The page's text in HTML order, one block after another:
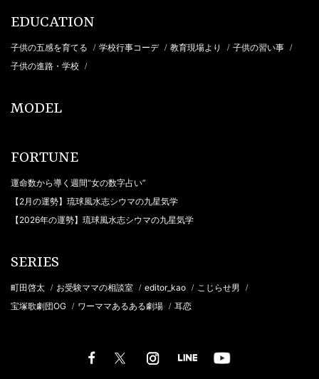
EDUCATION
子供の五感を育てる / 学校行事コーデ / 教育現場より / 子供の習い事 /
子供の進路・学校 /
MODEL
FORTUNE
運命数から導く週間“女の数字占い”
【2月の運勢】琉球風水志シウマの九星気学
【2026年の運勢】琉球風水志シウマの九星気学
SERIES
町田啓太 / お受験ママの相談室 / editor_kao / こじらせ男 /
宝塚歌劇団OG / ワーママあるある劇場 / 耳恋